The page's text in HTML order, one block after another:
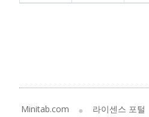
Minitab.com 라이센스 포털